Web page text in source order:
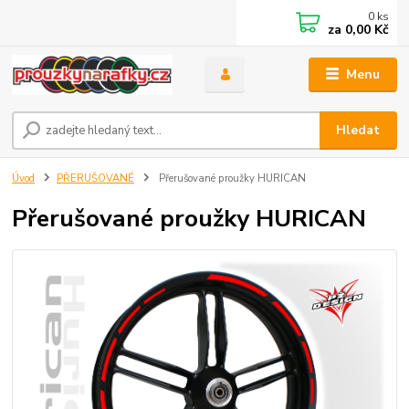
Menu
Hledat
0 ks
za 0,00 Kč
Úvod PŘERUŠOVANÉ Přerušované proužky HURICAN
Přerušované proužky HURICAN